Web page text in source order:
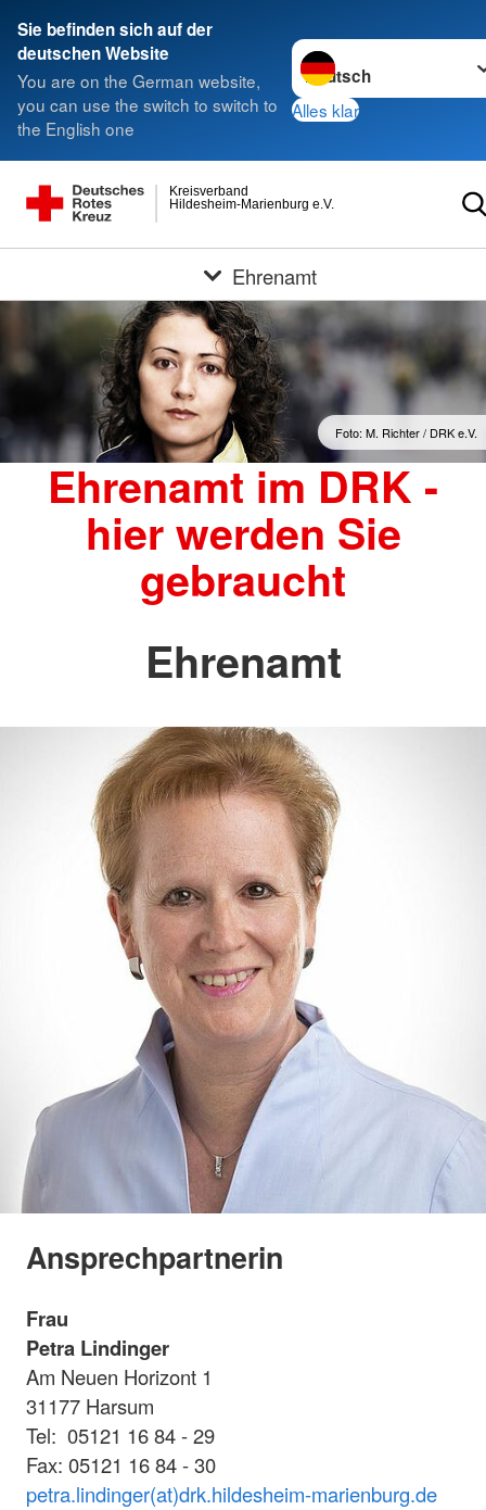
Sie befinden sich auf der
deutschen Website
You are on the German website,
you can use the switch to switch to
the English one
Sprache wechseln zu
Alles klar
Hildesheim-Marienburg e.V.
Kreisverband
Ehrenamt
Foto: M. Richter / DRK e.V.
Ehrenamt im DRK -
hier werden Sie
gebraucht
Ehrenamt
Ansprechpartnerin
Frau
Petra Lindinger
Am Neuen Horizont 1
31177 Harsum
Tel: 05121 16 84 - 29
Fax: 05121 16 84 - 30
petra.lindinger(at)drk.hildesheim-marienburg.de